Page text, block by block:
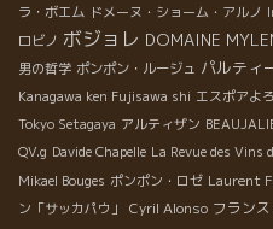
ラ・ボエム ドメーヌ・ショーム・アルノ
ロビノ ボジョレ DOMAINE
男の哲学 ポンポン・ルージュ パルティ
Kanagawa ken Fujisawa shi エスポアよ
Tokyo Setagaya アルティザン
QV.g Davide Chapelle La Revue des Vins
Mikael Bouges ポンポン・ロゼ Laurent
ン「サッカパウ」
Cyril Alonso フランス